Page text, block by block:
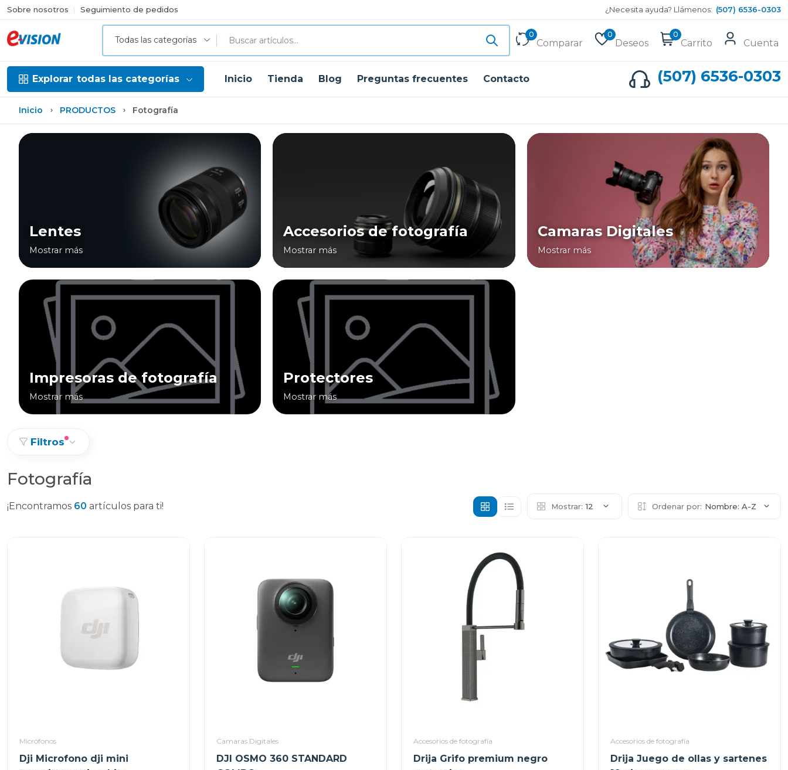
Sobre nosotros Seguimiento de pedidos ¿Necesita ayuda? Llámenos: (507) 6536-0303
Todas las categorías
0
Comparar
0
Deseos
0
Carrito Cuenta
Explorar todas las categorías Inicio Tienda Blog Preguntas frecuentes Contacto (507) 6536-0303
Inicio PRODUCTOS Fotografía
Lentes
Mostrar más
Accesorios de fotografía
Mostrar más
Camaras Digitales
Mostrar más
Impresoras de fotografía
Mostrar más
Protectores
Mostrar más
Filtros
Fotografía
¡Encontramos 60 artículos para ti! Mostrar: 12 Ordenar por: Nombre: A-Z
Micrófonos
Dji Microfono dji mini
Camaras Digitales
DJI OSMO 360 STANDARD
Accesorios de fotografía
Drija Grifo premium negro
Accesorios de fotografía
Drija Juego de ollas y sartenes